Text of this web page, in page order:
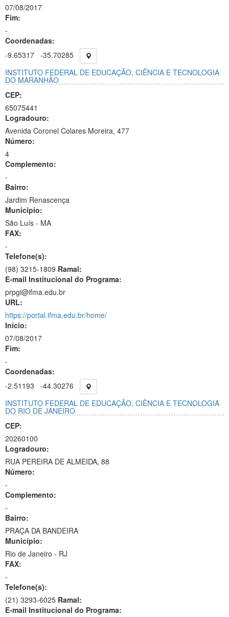
07/08/2017
Fim:
-
Coordenadas:
-9.65317 -35.70285
INSTITUTO FEDERAL DE EDUCAÇÃO, CIÊNCIA E TECNOLOGIA
DO MARANHÃO
CEP:
65075441
Logradouro:
Avenida Coronel Colares Moreira, 477
Número:
4
Complemento:
-
Bairro:
Jardim Renascença
Município:
São Luís - MA
FAX:
-
Telefone(s):
(98) 3215-1809 Ramal:
E-mail Institucional do Programa:
prpgi@ifma.edu.br
URL:
https://portal.ifma.edu.br/home/
Início:
07/08/2017
Fim:
-
Coordenadas:
-2.51193
-44.30276
INSTITUTO FEDERAL DE EDUCAÇÃO, CIÊNCIA E TECNOLOGIA
DO RIO DE JANEIRO
CEP:
20260100
Logradouro:
RUA PEREIRA DE ALMEIDA, 88
Número:
-
Complemento:
-
Bairro:
PRAÇA DA BANDEIRA
Município:
Rio de Janeiro - RJ
FAX:
-
Telefone(s):
(21) 3293-6025 Ramal:
E-mail Institucional do Programa: